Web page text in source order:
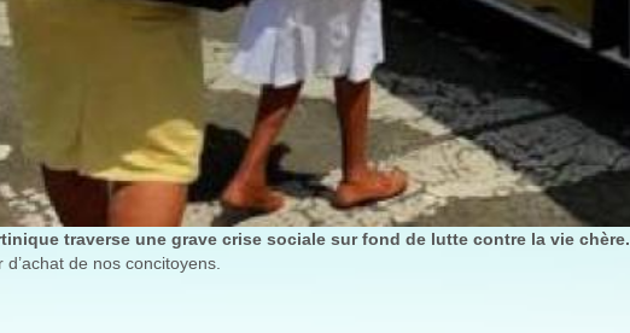
traverse une grave crise sociale sur fond de lutte contre la vie chère.
de nos concitoyens.